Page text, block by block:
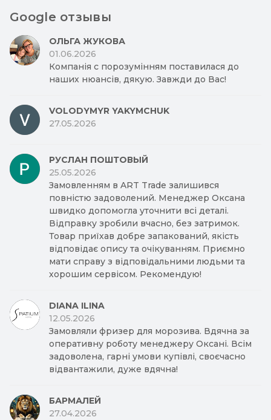
Google отзывы
ОЛЬГА ЖУКОВА
01.06.2026
Компанія с порозумінням поставилася до
наших нюансів, дякую. Завжди до Вас!
VOLODYMYR YAKYMCHUK
27.05.2026
РУСЛАН ПОШТОВЫЙ
25.05.2026
Замовленням в ART Trade залишився
повністю задоволений. Менеджер Оксана
швидко допомогла уточнити всі деталі.
Відправку зробили вчасно, без затримок.
Товар приїхав добре запакований, якість
відповідає опису та очікуванням. Приємно
мати справу з відповідальними людьми та
хорошим сервісом. Рекомендую!
DIANA ILINA
12.05.2026
Замовляли фризер для морозива. Вдячна за
оперативну роботу менеджеру Оксані. Всім
задоволена, гарні умови купівлі, своєчасно
відвантажили, дуже вдячна!
БАРМАЛЕЙ
27.04.2026